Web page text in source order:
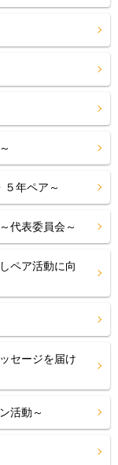
年ペア～
代表委員会～
ア活動に向
セージを届け
活動～